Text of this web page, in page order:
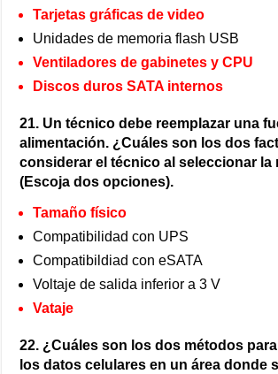
Tarjetas gráficas de video
Unidades de memoria flash USB
Ventiladores de gabinetes y CPU
Discos duros SATA internos
21. Un técnico debe reemplazar una
alimentación. ¿Cuáles son los dos
considerar el técnico al seleccionar la
(Escoja dos opciones).
Tamaño físico
Compatibilidad con UPS
Compatibildiad con eSATA
Voltaje de salida inferior a 3 V
Vataje
22. ¿Cuáles son los dos métodos
los datos celulares en un área donde